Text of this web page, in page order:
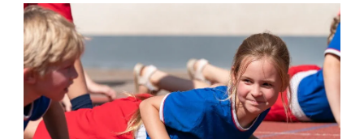
News image